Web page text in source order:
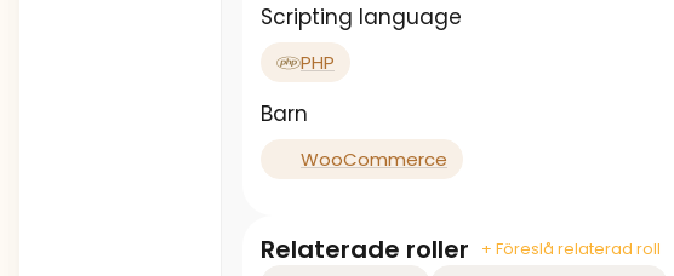
Scripting language
PHP
Barn
WooCommerce
Relaterade roller + Föreslå relaterad roll